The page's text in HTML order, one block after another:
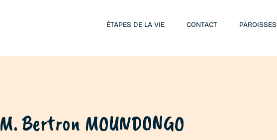
ÉTAPES DE LA VIE CONTACT PAROISSES
M. Bertron MOUNDONGO